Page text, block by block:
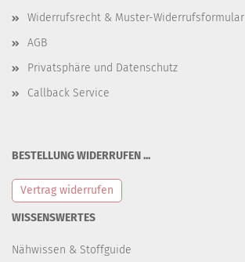
Widerrufsrecht & Muster-Widerrufsformular
AGB
Privatsphäre und Datenschutz
Callback Service
BESTELLUNG WIDERRUFEN ...
Vertrag widerrufen
WISSENSWERTES
Nähwissen & Stoffguide